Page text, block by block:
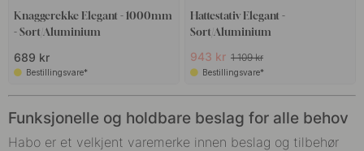
Knaggerekke Elegant - 1000mm
- Sort/Aluminium
689 kr
Bestillingsvare*
Hattestativ Elegant -
Sort/Aluminium
943 kr 1 109 kr
Bestillingsvare*
Funksjonelle og holdbare beslag for alle behov
Habo er et velkjent varemerke innen beslag og tilbehør